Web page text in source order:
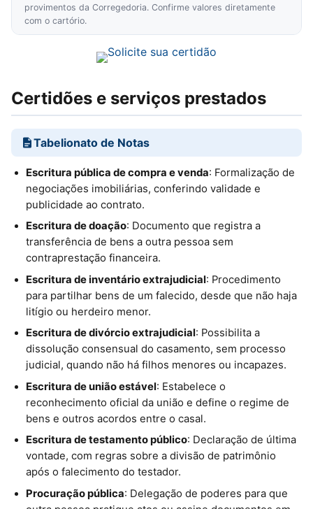
provimentos da Corregedoria. Confirme valores diretamente
com o cartório.
Certidões e serviços prestados
Tabelionato de Notas
Escritura pública de compra e venda: Formalização de
negociações imobiliárias, conferindo validade e
publicidade ao contrato.
Escritura de doação: Documento que registra a
transferência de bens a outra pessoa sem
contraprestação financeira.
Escritura de inventário extrajudicial: Procedimento
para partilhar bens de um falecido, desde que não haja
litígio ou herdeiro menor.
Escritura de divórcio extrajudicial: Possibilita a
dissolução consensual do casamento, sem processo
judicial, quando não há filhos menores ou incapazes.
Escritura de união estável: Estabelece o
reconhecimento oficial da união e define o regime de
bens e outros acordos entre o casal.
Escritura de testamento público: Declaração de última
vontade, com regras sobre a divisão de patrimônio
após o falecimento do testador.
Procuração pública: Delegação de poderes para que